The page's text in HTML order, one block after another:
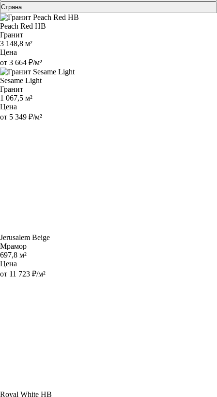
Страна
Peach Red HB
Гранит
3 148,8 м²
Цена
от 3 664 ₽/м²
Sesame Light
Гранит
1 067,5 м²
Цена
от 5 349 ₽/м²
Jerusalem Beige
Мрамор
697,8 м²
Цена
от 11 723 ₽/м²
Royal White HB